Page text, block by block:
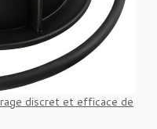
discret et efficace de